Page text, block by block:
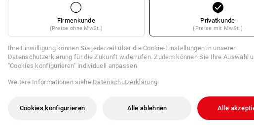
Firmenkunde
(Preise ohne MwSt.)
Privatkunde
(Preise mit MwSt.)
Ihre Einwilligung können Sie jederzeit über dieCookie-Einstellungen in unserer
Datenschutzerklärung für die Zukunft widerrufen. Zudem können Sie Ihre Auswahl
"Cookies konfigurieren" individuell anpassen
Weitere Informationen siehe Datenschutzerklärung.
Cookies konfigurieren Alle ablehnen Alle